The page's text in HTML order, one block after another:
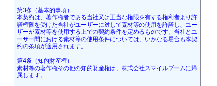
第3条（基本的事項）
本契約は、著作権者である当社又は正当な権限を有する権利者より許
諾権限を受けた当社がユーザーに対して素材等の使用を許諾し、ユー
ザーが素材等を使用する上での契約条件を定めるものです。当社とユ
ーザー間における素材等の使用条件については、いかなる場合も本契
約の条項が適用されます。
第4条（知的財産権）
素材等の著作権その他の知的財産権は、株式会社スマイルブームに帰
属します。